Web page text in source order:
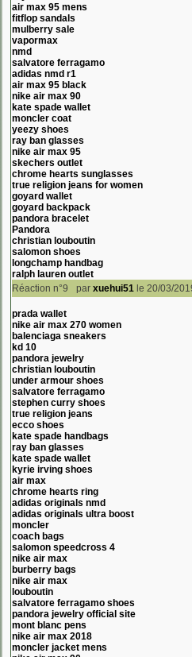
air max 95 mens
fitflop sandals
mulberry sale
vapormax
nmd
salvatore ferragamo
adidas nmd r1
air max 95 black
nike air max 90
kate spade wallet
moncler coat
yeezy shoes
ray ban glasses
nike air max 95
skechers outlet
chrome hearts sunglasses
true religion jeans for women
goyard wallet
goyard backpack
pandora bracelet
Pandora
christian louboutin
salomon shoes
longchamp handbag
ralph lauren outlet
Réaction n°9
par xuehui51 le 20/03/
prada wallet
nike air max 270 women
balenciaga sneakers
kd 10
pandora jewelry
christian louboutin
under armour shoes
salvatore ferragamo
stephen curry shoes
true religion jeans
ecco shoes
kate spade handbags
ray ban glasses
kate spade wallet
kyrie irving shoes
air max
chrome hearts ring
adidas originals nmd
adidas originals ultra boost
moncler
coach bags
salomon speedcross 4
nike air max
burberry bags
nike air max
louboutin
salvatore ferragamo shoes
pandora jewelry official site
mont blanc pens
nike air max 2018
moncler jacket mens